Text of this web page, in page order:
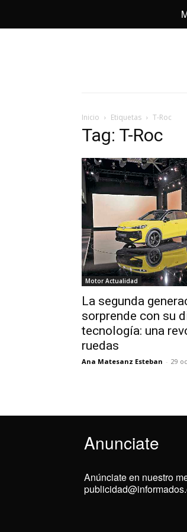
Inicio Etiquetas T-Roc
Tag: T-Roc
Motor Actualidad
La segunda
sorprende con su
tecnología: una
ruedas
Ana Matesanz Esteban - 29
Anunciate
Anúnciate en nuestro